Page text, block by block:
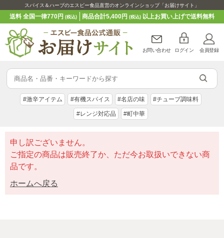
スパイス＆ハーブのエスビー食品直営のオンラインショップ「お届けサイト」
送料 全国一律770円(税込) 商品合計5,400円 (税込)以上お買い上げで送料無料
お問い合わせ ログイン 会員登録
#激辛アイテム #有機スパイス #名店の味 #チューブ調味料
#レンジ対応品 #町中華
申し訳ございません。
ご指定の商品は販売終了か、ただ今お取扱いできない商
品です。
ホームへ戻る